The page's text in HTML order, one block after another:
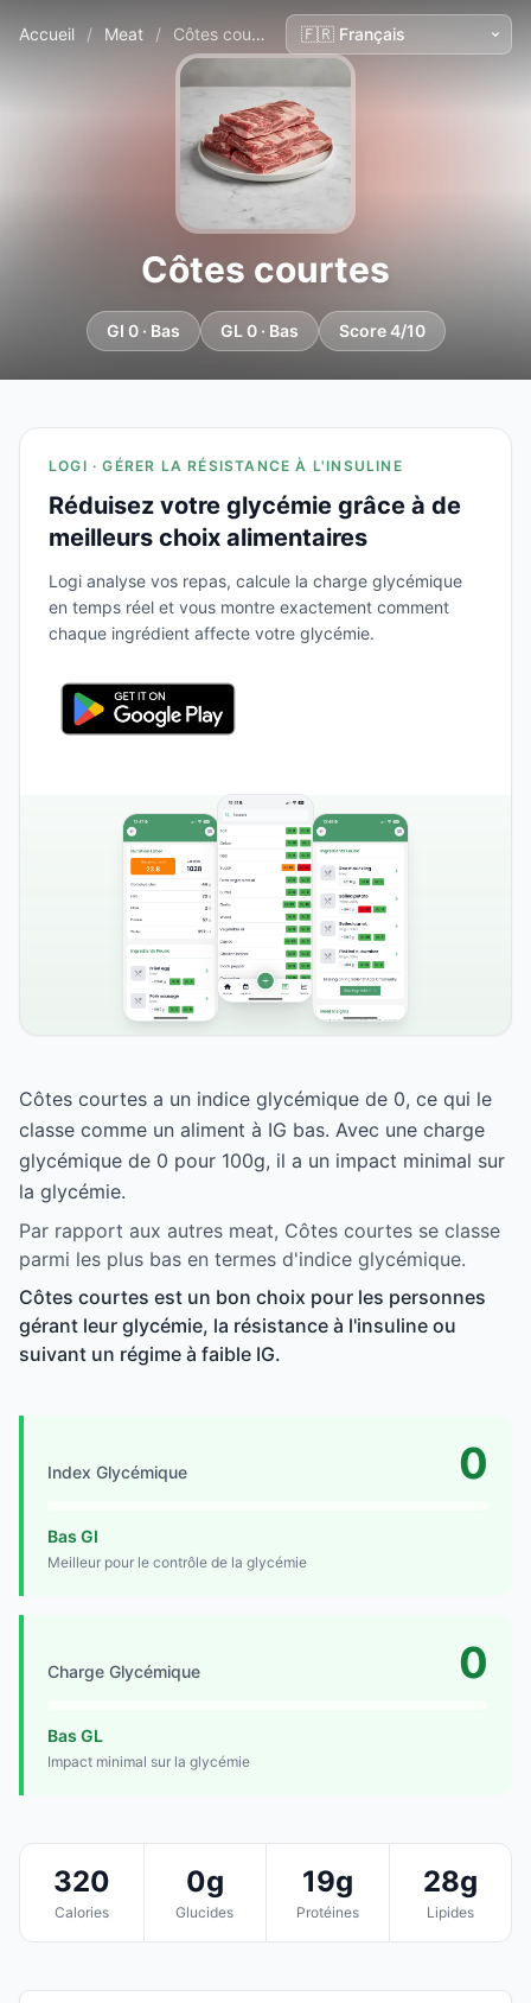
Accueil / Meat / Côtes courtes
Côtes courtes
GI 0 · Bas GL 0 · Bas Score 4/10
LOGI · GÉRER LA RÉSISTANCE À L'INSULINE
Réduisez votre glycémie grâce à de
meilleurs choix alimentaires
Logi analyse vos repas, calcule la charge glycémique
en temps réel et vous montre exactement comment
chaque ingrédient affecte votre glycémie.
Côtes courtes a un indice glycémique de 0, ce qui le
classe comme un aliment à IG bas. Avec une charge
glycémique de 0 pour 100g, il a un impact minimal sur
la glycémie.
Par rapport aux autres meat, Côtes courtes se classe
parmi les plus bas en termes d'indice glycémique.
Côtes courtes est un bon choix pour les personnes
gérant leur glycémie, la résistance à l'insuline ou
suivant un régime à faible IG.
Index Glycémique 0
Bas GI
Meilleur pour le contrôle de la glycémie
Charge Glycémique 0
Bas GL
Impact minimal sur la glycémie
320
Calories
0g
Glucides
19g
Protéines
28g
Lipides